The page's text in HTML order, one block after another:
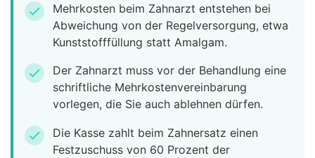
check
Mehrkosten beim Zahnarzt entstehen bei
Abweichung von der Regelversorgung, etwa
Kunststofffüllung statt Amalgam.
check
Der Zahnarzt muss vor der Behandlung eine
schriftliche Mehrkostenvereinbarung
vorlegen, die Sie auch ablehnen dürfen.
check
Die Kasse zahlt beim Zahnersatz einen
Festzuschuss von 60 Prozent der